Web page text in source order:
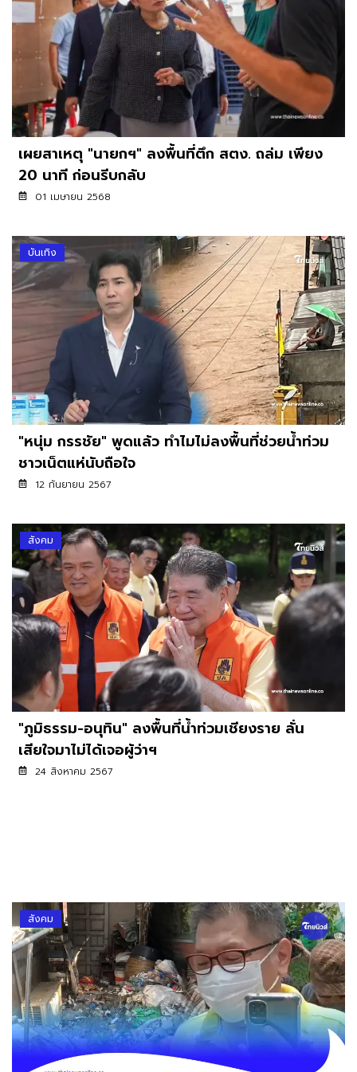
เผยสาเหตุ "นายกฯ" ลงพื้นที่ตึก สตง. ถล่ม เพียง
20 นาที ก่อนรีบกลับ
01 เมษายน 2568
บันเทิง
"หนุ่ม กรรชัย" พูดแล้ว ทำไมไม่ลงพื้นที่ช่วยน้ำท่วม
ชาวเน็ตแห่นับถือใจ
12 กันยายน 2567
สังคม
"ภูมิธรรม-อนุทิน" ลงพื้นที่น้ำท่วมเชียงราย ลั่น
เสียใจมาไม่ได้เจอผู้ว่าฯ
24 สิงหาคม 2567
สังคม